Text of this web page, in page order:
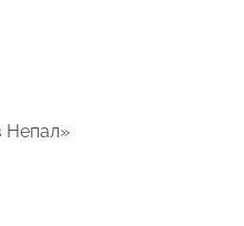
Непал»